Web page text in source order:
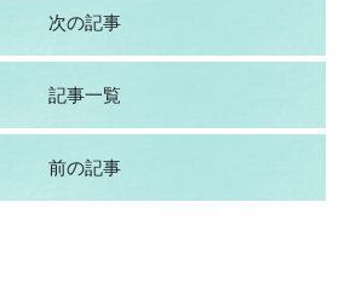
次の記事
記事一覧
前の記事